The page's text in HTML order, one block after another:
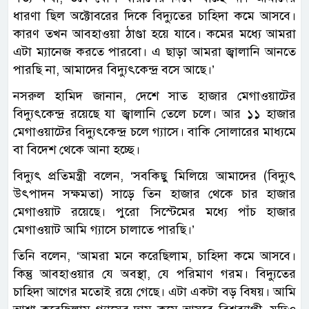
ধারণা ছিল অক্টোবরের দিকে বিদ্যুতের চাহিদা কমে আসবে।
কারণ তখন আবহাওয়া ঠাণ্ডা হয়ে যাবে। কমের মধ্যে আমরা
এটা ম্যানেজ করতে পারবো। এ ছাড়া আমরা জ্বালানি আনতে
পারছি না, আমাদের বিদ্যুৎকেন্দ্র বসে আছে।’
নসরুল হামিদ জানান, দেশে সাত হাজার মেগাওয়াটের
বিদ্যুৎকেন্দ্র রয়েছে যা জ্বালানি তেলে চলে। আর ১১ হাজার
মেগাওয়াটের বিদ্যুৎকেন্দ্র চলে গ্যাসে। বাকি সোলারের মাধ্যমে
বা বিদেশ থেকে আনা হচ্ছে।
বিদ্যুৎ প্রতিমন্ত্রী বলেন, ‘সবকিছু মিলিয়ে আমাদের (বিদ্যুৎ
উৎপাদন সক্ষমতা) সাড়ে তিন হাজার থেকে চার হাজার
মেগাওয়াট রয়েছে। পুরো সিস্টেমের মধ্যে পাঁচ হাজার
মেগাওয়াট আমি গ্যাসে চালাতে পারছি।’
তিনি বলেন, ‘আমরা মনে করেছিলাম, চাহিদা কমে আসবে।
কিন্তু আবহাওয়ার যে অবস্থা, যে পরিমাণ গরম। বিদ্যুতের
চাহিদা আগের মতোই রয়ে গেছে। এটা একটা বড় বিষয়। আমি